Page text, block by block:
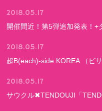
2018.05.17
開催間近！第5弾追加発表！+
2018.05.17
超B(each)-side KOREA （ビ
2018.05.17
サウクル✖TENDOUJI「